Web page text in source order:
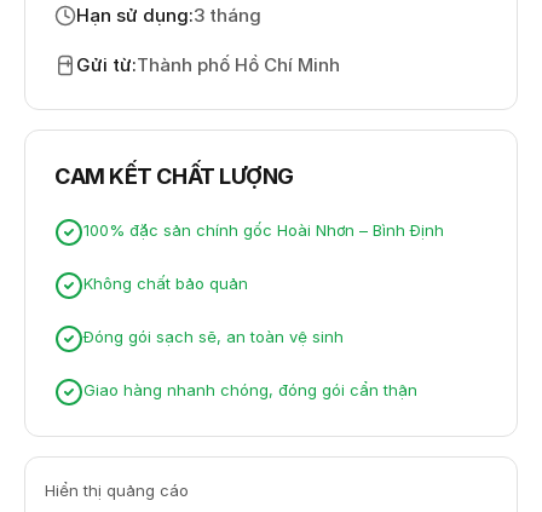
Hạn sử dụng:3 tháng
Gửi từ:Thành phố Hồ Chí Minh
CAM KẾT CHẤT LƯỢNG
100% đặc sản chính gốc Hoài Nhơn – Bình Định
Không chất bảo quản
Đóng gói sạch sẽ, an toàn vệ sinh
Giao hàng nhanh chóng, đóng gói cẩn thận
Hiển thị quảng cáo